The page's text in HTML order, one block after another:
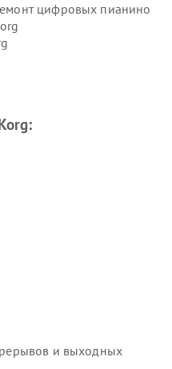
цифровых пианино
и выходных